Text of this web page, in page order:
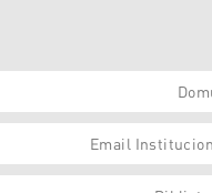
Email